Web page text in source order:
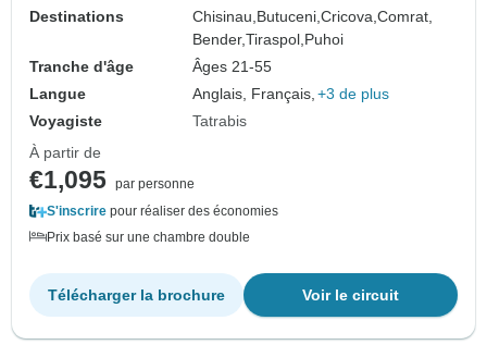
Destinations
Chisinau, Butuceni,Cricova,Comrat,
Bender,Tiraspol, Puhoi
Tranche d'âge
Âges 21-55
Langue
Anglais, Français, +3 de plus
Voyagiste
Tatrabis
À partir de
€1,095 par personne
S'inscrire pour réaliser des économies
Prix basé sur une chambre double
Voir le circuit
Télécharger la brochure